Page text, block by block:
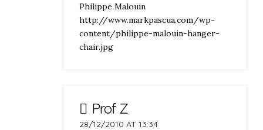
Philippe Malouin
http://www.markpascua.com/wp-
content/philippe-malouin-hanger-
chair.jpg
Prof Z
28/12/2010 AT 13:34